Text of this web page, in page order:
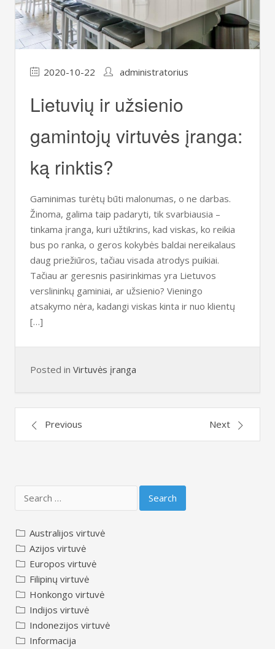
2020-10-22 administratorius
Lietuvių ir užsienio
gamintojų virtuvės įranga:
ką rinktis?
Gaminimas turėtų būti malonumas, o ne darbas.
Žinoma, galima taip padaryti, tik svarbiausia –
tinkama įranga, kuri užtikrins, kad viskas, ko reikia
bus po ranka, o geros kokybės baldai nereikalaus
daug priežiūros, tačiau visada atrodys puikiai.
Tačiau ar geresnis pasirinkimas yra Lietuvos
verslininkų gaminiai, ar užsienio? Vieningo
atsakymo nėra, kadangi viskas kinta ir nuo klientų
[…]
Posted in Virtuvės įranga
PostsPrevious Next
for:
Australijos virtuvė
Azijos virtuvė
Europos virtuvė
Filipinų virtuvė
Honkongo virtuvė
Indijos virtuvė
Indonezijos virtuvė
Informacija